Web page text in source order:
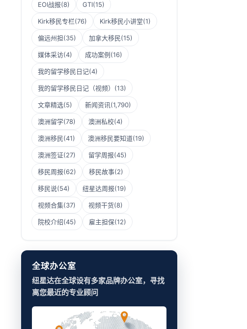
EOI战报(8) GTI(15)
Kirk移民专栏(76) Kirk移民小讲堂(1)
偏远州担(35) 加拿大移民(15)
媒体采访(4) 成功案例(16)
我的留学移民日记(4)
我的留学移民日记（视频） (13)
文章精选(5) 新闻资讯(1,790)
澳洲留学(78) 澳洲私校(4)
澳洲移民(41) 澳洲移民要知道(19)
澳洲签证(27) 留学周报(45)
移民周报(62) 移民故事(2)
移民说(54) 纽星达周报(19)
视频合集(37) 视频干货(8)
院校介绍(45) 雇主担保(12)
全球办公室
纽星达在全球设有多家品牌办公室，寻找
离您最近的专业顾问